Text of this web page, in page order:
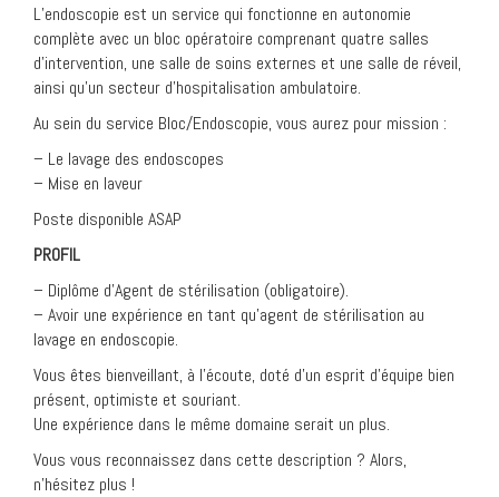
L’endoscopie est un service qui fonctionne en autonomie
complète avec un bloc opératoire comprenant quatre salles
d’intervention, une salle de soins externes et une salle de réveil,
ainsi qu’un secteur d’hospitalisation ambulatoire.
Au sein du service Bloc/Endoscopie, vous aurez pour mission :
– Le lavage des endoscopes
– Mise en laveur
Poste disponible ASAP
PROFIL
– Diplôme d’Agent de stérilisation (obligatoire).
– Avoir une expérience en tant qu’agent de stérilisation au
lavage en endoscopie.
Vous êtes bienveillant, à l’écoute, doté d’un esprit d’équipe bien
présent, optimiste et souriant.
Une expérience dans le même domaine serait un plus.
Vous vous reconnaissez dans cette description ? Alors,
n’hésitez plus !